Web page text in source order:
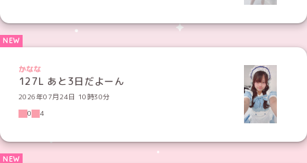
かなな
127L あと3日だよーん
2026年07月24日 10時30分
0
4